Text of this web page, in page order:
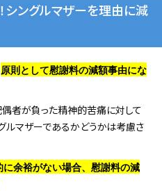
ングルマザーを理由に減
原則として慰謝料の減額事由にな
者が負った精神的苦痛に対して
ルマザーであるかどうかは考慮さ
余裕がない場合、慰謝料の減